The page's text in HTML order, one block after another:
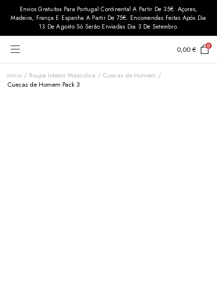
Envios Gratuitos Para Portugal Continental A Partir De 35€. Açores,
Madeira, França E Espanha A Partir De 75€. Encomendas Feitas Após Dia
13 De Agosto Só Serão Enviadas Dia 3 De Setembro.
0,00 € 0
Início Roupa Interior Masculina
Cuecas de Homem
Cuecas de Homem Pack 3